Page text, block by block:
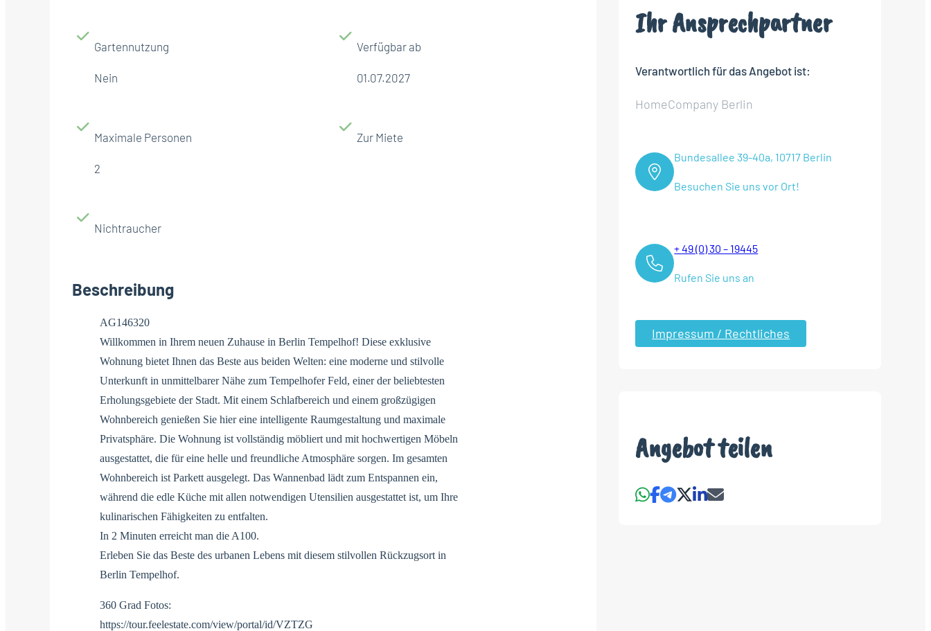
Gartennutzung
Nein
Verfügbar ab
01.07.2027
Maximale Personen
2
Zur Miete
Nichtraucher
Beschreibung
AG146320
Willkommen in Ihrem neuen Zuhause in Berlin Tempelhof! Diese exklusive
Wohnung bietet Ihnen das Beste aus beiden Welten: eine moderne und stilvolle
Unterkunft in unmittelbarer Nähe zum Tempelhofer Feld, einer der beliebtesten
Erholungsgebiete der Stadt. Mit einem Schlafbereich und einem großzügigen
Wohnbereich genießen Sie hier eine intelligente Raumgestaltung und maximale
Privatsphäre. Die Wohnung ist vollständig möbliert und mit hochwertigen Möbeln
ausgestattet, die für eine helle und freundliche Atmosphäre sorgen. Im gesamten
Wohnbereich ist Parkett ausgelegt. Das Wannenbad lädt zum Entspannen ein,
während die edle Küche mit allen notwendigen Utensilien ausgestattet ist, um Ihre
kulinarischen Fähigkeiten zu entfalten.
In 2 Minuten erreicht man die A100.
Erleben Sie das Beste des urbanen Lebens mit diesem stilvollen Rückzugsort in
Berlin Tempelhof.
360 Grad Fotos:
https://tour.feelestate.com/view/portal/id/VZTZG
Ihr Ansprechpartner
Verantwortlich für das Angebot ist:
HomeCompany Berlin
Bundesallee 39-40a, 10717 Berlin
Besuchen Sie uns vor Ort!
+ 49 (0) 30 – 19445
Rufen Sie uns an
Impressum / Rechtliches
Angebot teilen